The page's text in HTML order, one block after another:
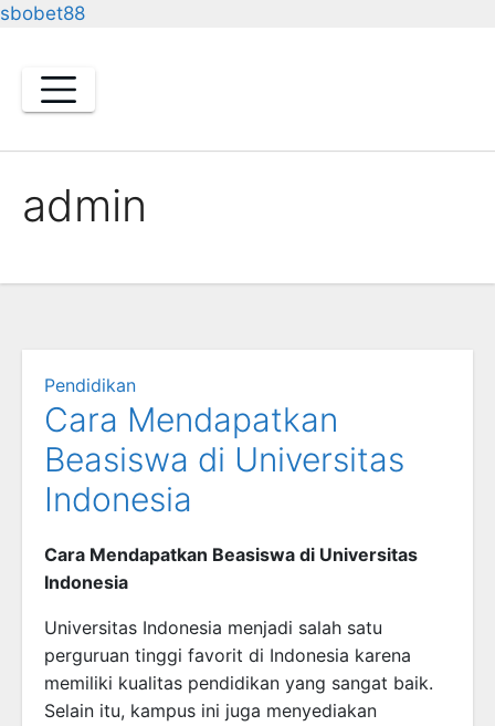
sbobet88
content
admin
Pendidikan
Cara Mendapatkan
Beasiswa di Universitas
Indonesia
Cara Mendapatkan Beasiswa di Universitas
Indonesia
Universitas Indonesia menjadi salah satu
perguruan tinggi favorit di Indonesia karena
memiliki kualitas pendidikan yang sangat baik.
Selain itu, kampus ini juga menyediakan